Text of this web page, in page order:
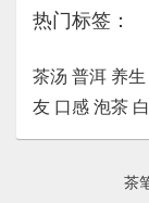
热门标签：
茶汤 普洱 养生
友 口感 泡茶
茶